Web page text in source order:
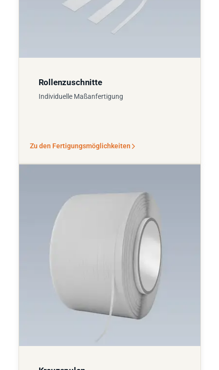
Rollenzuschnitte
Individuelle Maßanfertigung
Zu den Fertigungsmöglichkeiten